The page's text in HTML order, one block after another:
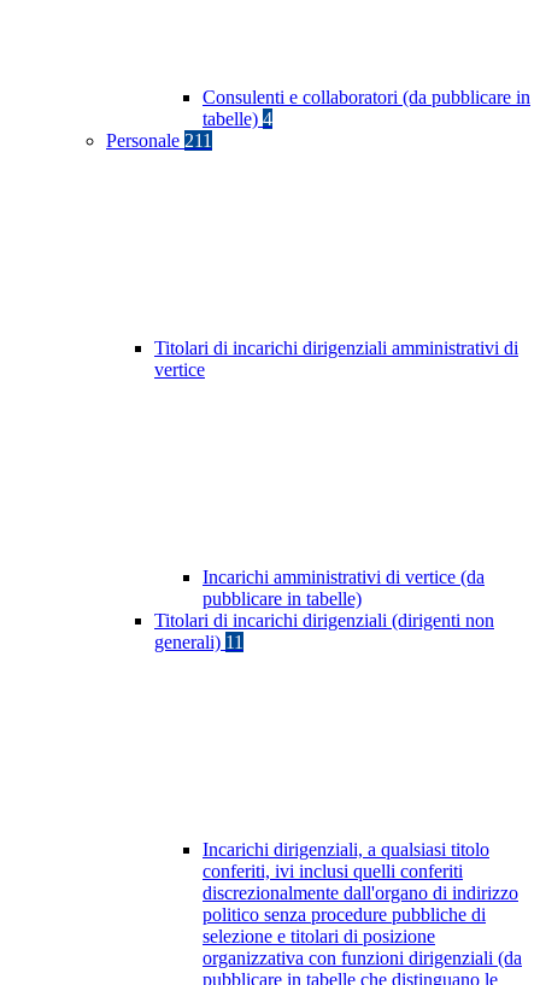
Consulenti e collaboratori (da pubblicare in
tabelle) 4
Personale 211
Titolari di incarichi dirigenziali amministrativi di
vertice
Incarichi amministrativi di vertice (da
pubblicare in tabelle)
Titolari di incarichi dirigenziali (dirigenti non
generali) 11
Incarichi dirigenziali, a qualsiasi titolo
conferiti, ivi inclusi quelli conferiti
discrezionalmente dall'organo di indirizzo
politico senza procedure pubbliche di
selezione e titolari di posizione
organizzativa con funzioni dirigenziali (da
pubblicare in tabelle che distinguano le